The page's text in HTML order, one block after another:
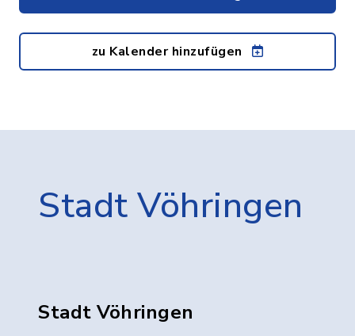
zu Kalender hinzufügen
Stadt Vöhringen
Stadt Vöhringen